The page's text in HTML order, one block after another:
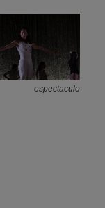
espectaculo